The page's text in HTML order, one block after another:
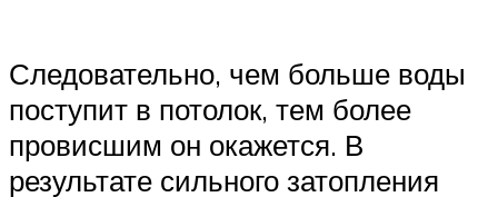
Следовательно, чем больше воды
поступит в потолок, тем более
провисшим он окажется. В
результате сильного затопления